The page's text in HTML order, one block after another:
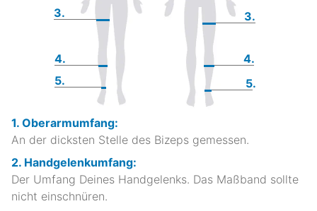
3.
3.
4.
4.
5.
5.
1. Oberarmumfang:
An der dicksten Stelle des Bizeps gemessen.
2. Handgelenkumfang:
Der Umfang Deines Handgelenks. Das Maßband sollte
nicht einschnüren.